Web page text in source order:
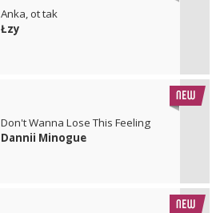
Anka, ot tak
Łzy
Don't Wanna Lose This Feeling
Dannii Minogue